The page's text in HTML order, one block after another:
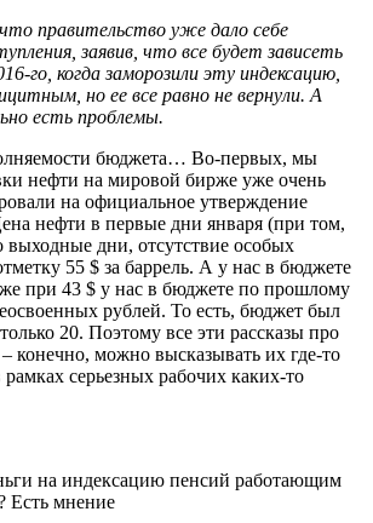
правительство уже дало себе
заявив, что все будет зависеть
го, когда заморозили эту индексацию,
но ее все равно не вернули. А
есть проблемы.
бюджета… Во-первых, мы
нефти на мировой бирже уже очень
на официальное утверждение
нефти в первые дни января (при том,
выходные дни, отсутствие особых
55 $ за баррель. А у нас в бюджете
при 43 $ у нас в бюджете по прошлому
рублей. То есть, бюджет был
20. Поэтому все эти рассказы про
конечно, можно высказывать их где-то
серьезных рабочих каких-то
на индексацию пенсий работающим
Есть мнение